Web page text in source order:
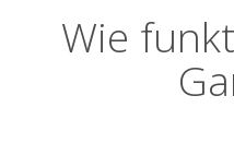
Wie